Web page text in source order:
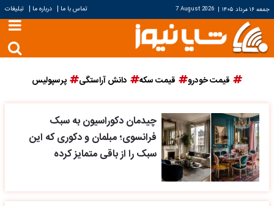
جمعه ۱۶ مرداد ۱۴۰۵ |
7 August 2026 تماس با ما | درباره ما | تبلیغات
قیمت خودرو قیمت سکه دانش آراستگی پرسپولیس
چیدمان دکوراسیون به سبک
فرانسوی؛ مبلمان و دکوری که این
سبک را از باقی متمایز کرده